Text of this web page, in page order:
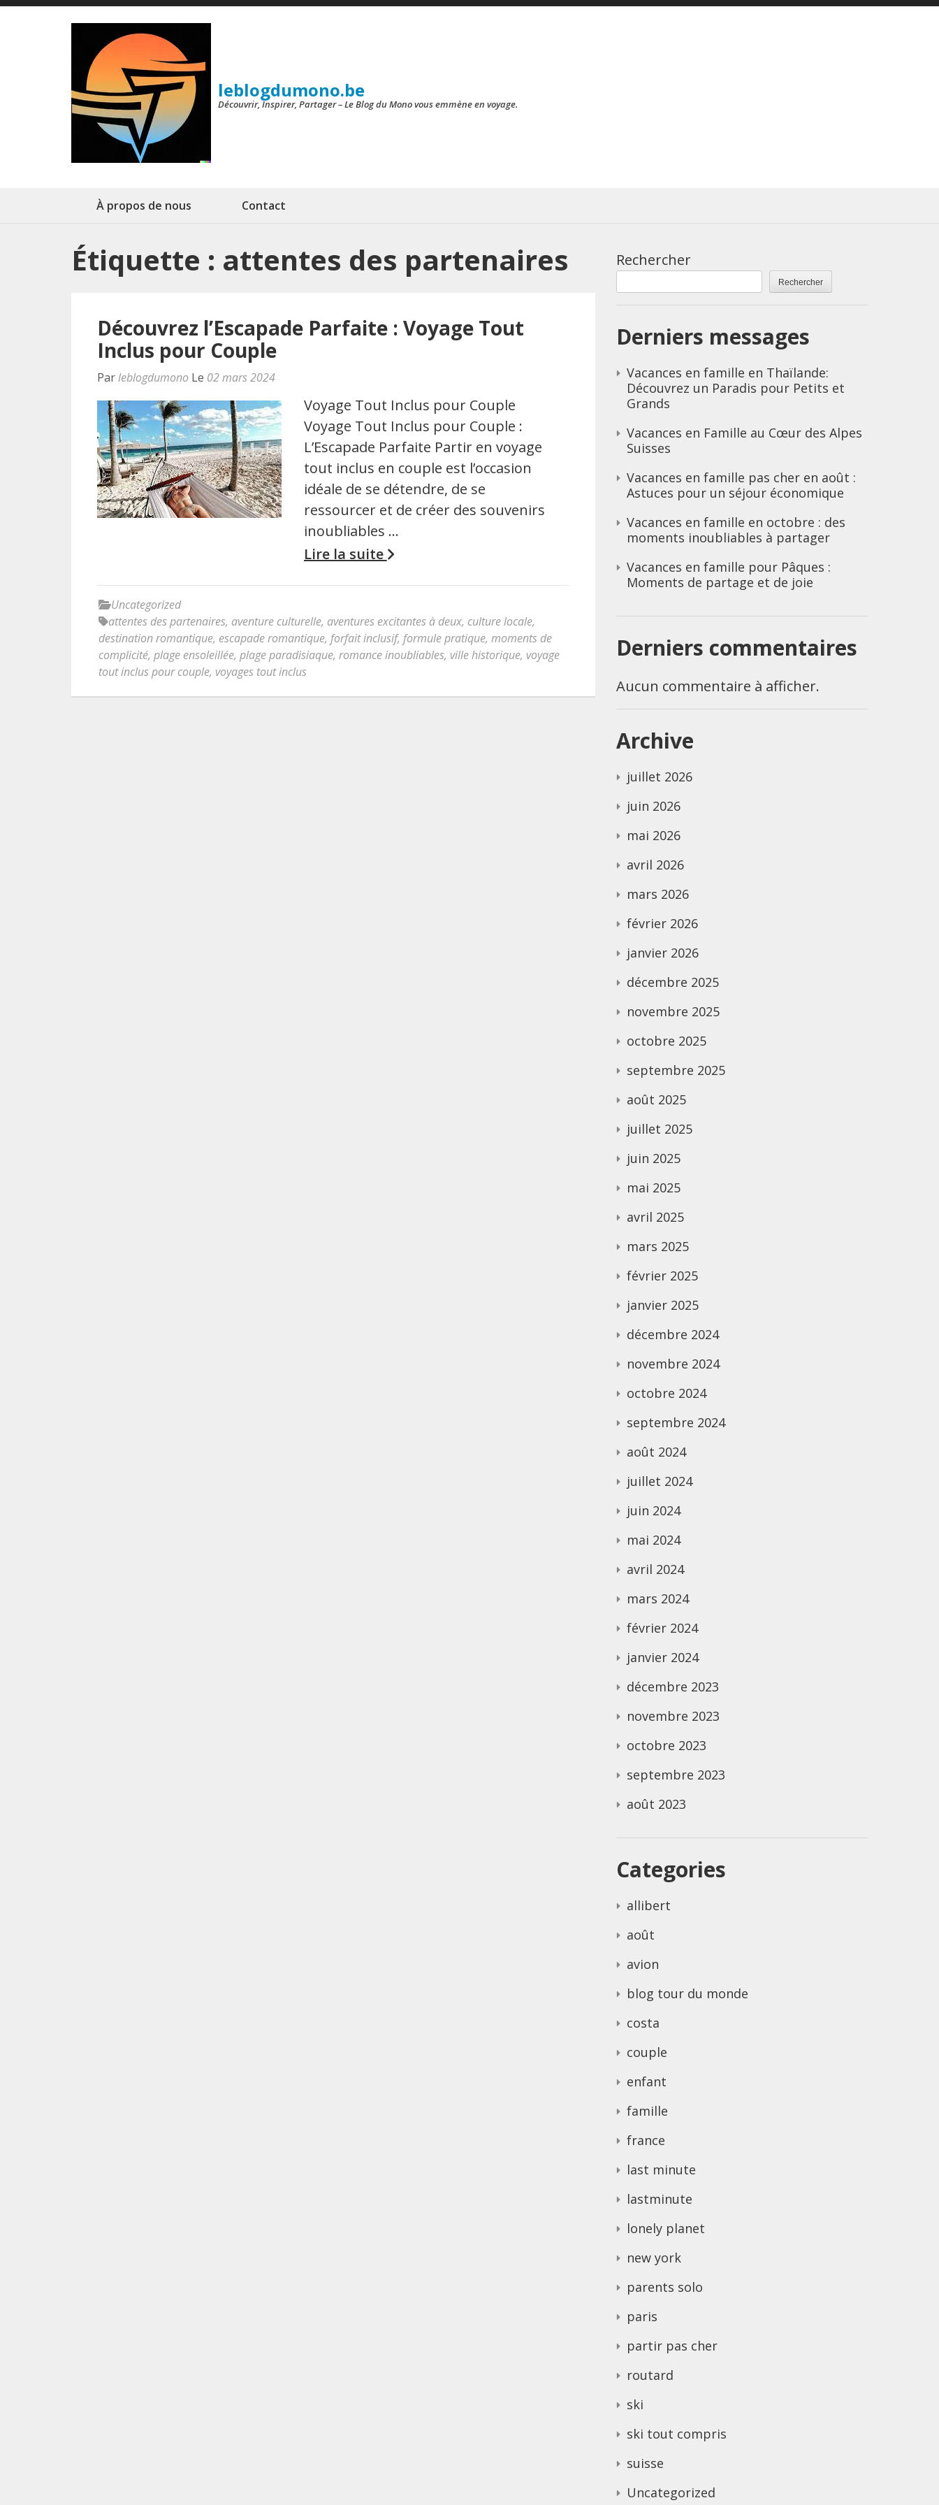
Aller
leblogdumono.be
Découvrir, Inspirer, Partager – Le Blog du Mono vous emmène en voyage.
À propos de nous Contact
Étiquette : attentes des partenaires
Découvrez l’Escapade Parfaite : Voyage Tout
Inclus pour Couple
Parleblogdumono Le 02 mars 2024
Voyage Tout Inclus pour Couple
Voyage Tout Inclus pour Couple :
L’Escapade Parfaite Partir en voyage
tout inclus en couple est l’occasion
idéale de se détendre, de se
ressourcer et de créer des souvenirs
inoubliables …
Lire la suite
Uncategorized
attentes des partenaires, aventure culturelle, aventures excitantes à deux, culture locale,
destination romantique, escapade romantique, forfait inclusif, formule pratique, moments de
complicité, plage ensoleillée, plage paradisiaque, romance inoubliables, ville historique, voyage
tout inclus pour couple, voyages tout inclus
Rechercher
Rechercher
Derniers messages
Vacances en famille en Thaïlande:
Découvrez un Paradis pour Petits et
Grands
Vacances en Famille au Cœur des Alpes
Suisses
Vacances en famille pas cher en août :
Astuces pour un séjour économique
Vacances en famille en octobre : des
moments inoubliables à partager
Vacances en famille pour Pâques :
Moments de partage et de joie
Derniers commentaires
Aucun commentaire à afficher.
Archive
juillet 2026
juin 2026
mai 2026
avril 2026
mars 2026
février 2026
janvier 2026
décembre 2025
novembre 2025
octobre 2025
septembre 2025
août 2025
juillet 2025
juin 2025
mai 2025
avril 2025
mars 2025
février 2025
janvier 2025
décembre 2024
novembre 2024
octobre 2024
septembre 2024
août 2024
juillet 2024
juin 2024
mai 2024
avril 2024
mars 2024
février 2024
janvier 2024
décembre 2023
novembre 2023
octobre 2023
septembre 2023
août 2023
Categories
allibert
août
avion
blog tour du monde
costa
couple
enfant
famille
france
last minute
lastminute
lonely planet
new york
parents solo
paris
partir pas cher
routard
ski
ski tout compris
suisse
Uncategorized